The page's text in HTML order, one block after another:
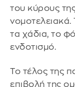
του κύρους
νομοτελειακά.
τα χάδια, το
ενδοτισμό.
Το τέλος της
επιβολή της